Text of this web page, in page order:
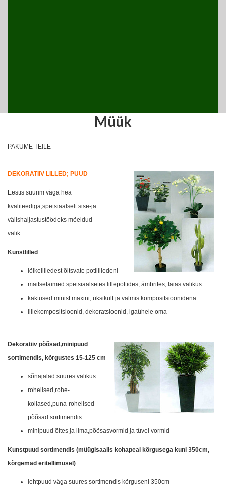
Müük
PAKUME TEILE
DEKORATIIV LILLED; PUUD
Eestis suurim väga hea
kvaliteediga,spetsiaalselt sise-ja
välishaljastustöödeks mõeldud
valik:
Kunstlilled
lõikelilledest õitsvate potililledeni
maitsetaimed spetsiaalsetes lillepottides, ämbrites, laias valikus
kaktused minist maxini, üksikult ja valmis kompositsioonidena
lillekompositsioonid, dekoratsioonid, igaühele oma
Dekoratiiv põõsad,minipuud
sortimendis, kõrgustes 15-125 cm
sõnajalad suures valikus
rohelised,rohe-
kollased,puna-rohelised
põõsad sortimendis
minipuud õites ja ilma,põõsasvormid ja tüvel vormid
Kunstpuud sortimendis (müügisaalis kohapeal kõrgusega kuni 350cm,
kõrgemad eritellimusel)
lehtpuud väga suures sortimendis kõrguseni 350cm